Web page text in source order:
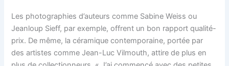
Les photographies d’auteurs comme Sabine Weiss ou
Jeanloup Sieff, par exemple, offrent un bon rapport qualité-
prix. De même, la céramique contemporaine, portée par
des artistes comme Jean-Luc Vilmouth, attire de plus en